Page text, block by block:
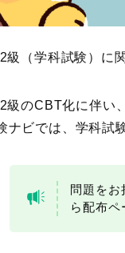
級（学科試験）に
級のCBT化に伴い
ナビでは、学科試
問題をお
ら配布